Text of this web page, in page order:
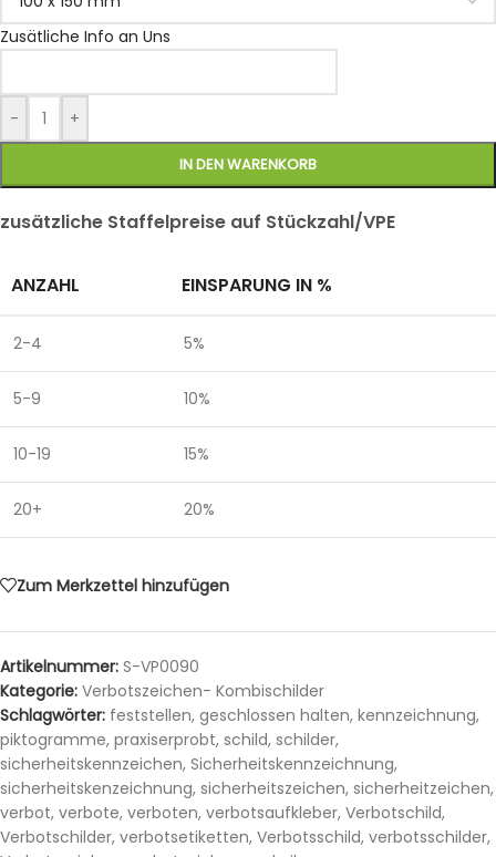
Zusätliche Info an Uns
- +
IN DEN WARENKORB
zusätzliche Staffelpreise auf Stückzahl/VPE
ANZAHL EINSPARUNG IN %
2-4 5%
5-9 10%
10-19 15%
20+ 20%
Zum Merkzettel hinzufügen
Artikelnummer: S-VP0090
Kategorie: Verbotszeichen- Kombischilder
Schlagwörter: feststellen, geschlossen halten, kennzeichnung,
piktogramme, praxiserprobt, schild, schilder,
sicherheitskennzeichen, Sicherheitskennzeichnung,
sicherheitskenzeichnung, sicherheitszeichen, sicherheitzeichen,
verbot, verbote, verboten, verbotsaufkleber, Verbotschild,
Verbotschilder, verbotsetiketten, Verbotsschild, verbotsschilder,